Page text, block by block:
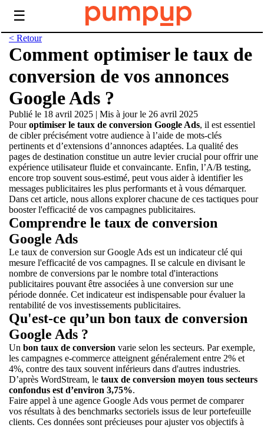
☰
< Retour
Comment optimiser le taux de
conversion de vos annonces
Google Ads ?
Publié le 18 avril 2025 | Mis à jour le 26 avril 2025
Pouroptimiser le taux de conversion Google Ads, il est essentiel
de cibler précisément votre audience à l’aide de mots-clés
pertinents et d’extensions d’annonces adaptées. La qualité des
pages de destination constitue un autre levier crucial pour offrir une
expérience utilisateur fluide et convaincante. Enfin, l’A/B testing,
encore trop souvent sous-estimé, peut vous aider à identifier les
messages publicitaires les plus performants et à vous démarquer.
Dans cet article, nous allons explorer chacune de ces tactiques pour
booster l'efficacité de vos campagnes publicitaires.
Comprendre le taux de conversion
Google Ads
Le taux de conversion sur Google Ads est un indicateur clé qui
mesure l'efficacité de vos campagnes. Il se calcule en divisant le
nombre de conversions par le nombre total d'interactions
publicitaires pouvant être associées à une conversion sur une
période donnée. Cet indicateur est indispensable pour évaluer la
rentabilité de vos investissements publicitaires.
Qu'est-ce qu’un bon taux de conversion
Google Ads ?
Un bon taux de conversion varie selon les secteurs. Par exemple,
les campagnes e-commerce atteignent généralement entre 2% et
4%, contre des taux souvent inférieurs dans d'autres industries.
D’après WordStream, le taux de conversion moyen tous secteurs
confondus est d’environ 3,75%.
Faire appel à une agence Google Ads vous permet de comparer
vos résultats à des benchmarks sectoriels issus de leur portefeuille
clients. Ces données sont précieuses pour ajuster vos objectifs à